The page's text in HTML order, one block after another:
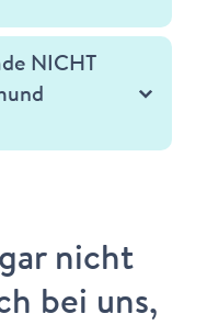
NICHT
nicht
bei uns,